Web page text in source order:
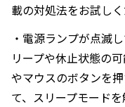
載の対処法をお試しく
・電源ランプが点滅
リープや休止状態の
やマウスのボタンを
て、スリープモード